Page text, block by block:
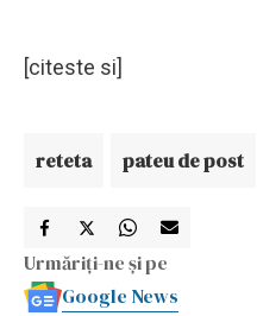
[citeste si]
reteta pateu de post
Urmăriți-ne și pe
Google News